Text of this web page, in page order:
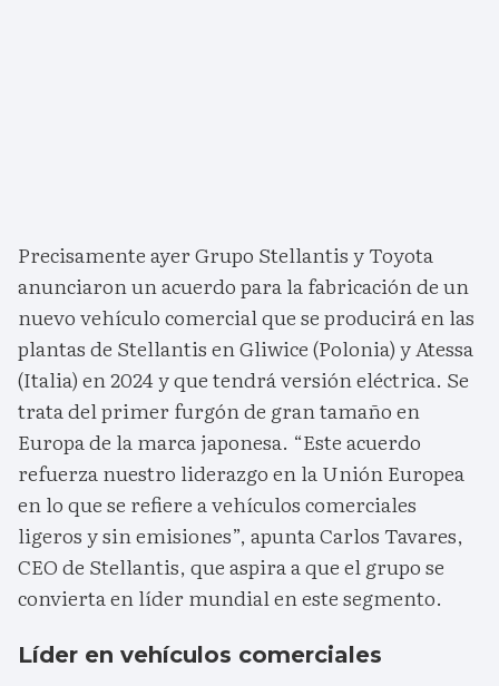
Precisamente ayer Grupo Stellantis y Toyota
anunciaron un acuerdo para la fabricación de un
nuevo vehículo comercial que se producirá en las
plantas de Stellantis en Gliwice (Polonia) y Atessa
(Italia) en 2024 y que tendrá versión eléctrica. Se
trata del primer furgón de gran tamaño en
Europa de la marca japonesa. “Este acuerdo
refuerza nuestro liderazgo en la Unión Europea
en lo que se refiere a vehículos comerciales
ligeros y sin emisiones”, apunta Carlos Tavares,
CEO de Stellantis, que aspira a que el grupo se
convierta en líder mundial en este segmento.
Líder en vehículos comerciales